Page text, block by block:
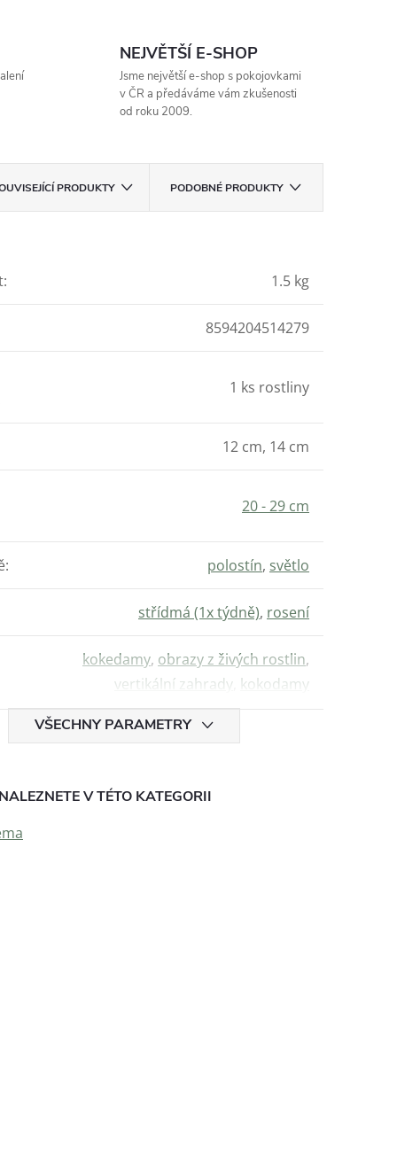
NEJVĚTŠÍ E-SHOP
Jsme největší e-shop s pokojovkami
v ČR a předáváme vám zkušenosti
od roku 2009.
PRODUKTY PODOBNÉ PRODUKTY
: 1.5 kg
8594204514279
1 ks rostliny
12 cm, 14 cm
20 - 29 cm
: polostín, světlo
střídmá (1x týdně), rosení
kokedamy, obrazy z živých rostlin,
vertikální zahrady kokodamy
VŠECHNY PARAMETRY
V TÉTO KATEGORII